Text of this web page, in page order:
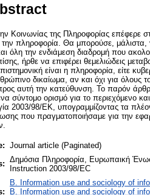
Κοινωνίας της Πληροφορίας επέφερε
πληροφορία. Θα μπορούσε, μάλιστα,
όλη την ενδιάμεση διαδρομή που
ήρθε να επιφέρει θεμελιώδεις
είναι η πληροφορία, είτε
δικαίωμα, αν και όχι για όλους
αυτή την κατεύθυνση. Το παρόν
σύντομο ορισμό για το περιεχόμενο
2003/98/ΕΚ, υπογραμμίζοντας τα
που πραγματοποιήσαμε για την
Journal article (Paginated)
Δημόσια Πληροφορία, Ευρωπαική
Instruction 2003/98/EC
B. Information use and sociology of
B. Information use and sociology of